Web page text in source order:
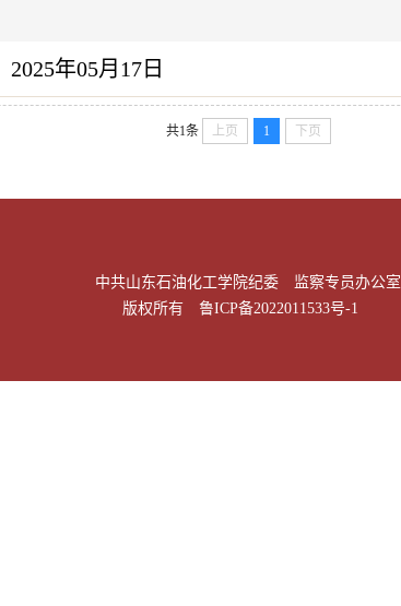
2025年05月17日
共1条 上页 1 下页
中共山东石油化工学院纪委 监察专员办公室
版权所有 鲁ICP备2022011533号-1